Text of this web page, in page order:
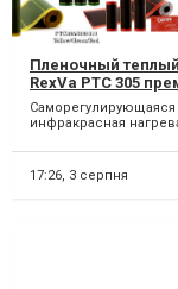
Пленочный
RexVa PTC 305
Саморегулирующаяся
инфракрасная
Скидка от объема
17:26, 3 серпня